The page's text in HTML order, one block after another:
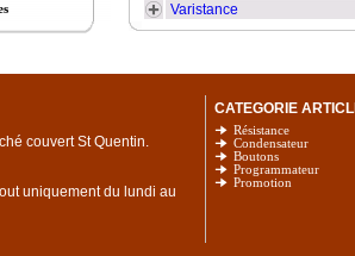
Varistance
couvert St Quentin.
uniquement du lundi au
CATEGORIE
Résistance
Condensateur
Boutons
Programmateur
Promotion